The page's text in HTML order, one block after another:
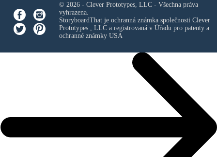
© 2026 - Clever Prototypes, LLC - Všechna práva
vyhrazena.
StoryboardThat je ochranná známka společnosti Clever
Prototypes , LLCa registrovaná v Úřadu pro patenty a
ochranné známky USA